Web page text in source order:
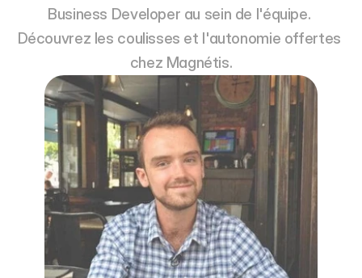
Business Developer au sein de l'équipe.
Découvrez les coulisses et l'autonomie offertes
chez Magnétis.